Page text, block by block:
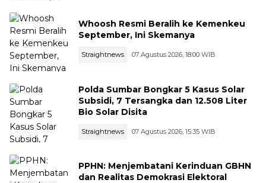
Whoosh Resmi Beralih ke Kemenkeu
September, Ini Skemanya
Straightnews 07 Agustus 2026, 18:00 WIB
Polda Sumbar Bongkar 5 Kasus Solar
Subsidi, 7 Tersangka dan 12.508 Liter
Bio Solar Disita
Straightnews 07 Agustus 2026, 15:35 WIB
PPHN: Menjembatani Kerinduan GBHN
dan Realitas Demokrasi Elektoral